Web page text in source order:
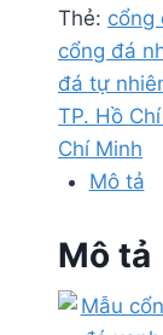
Thẻ: cổng
cổng đá
đá tự
TP. Hồ
Chí Minh
Mô tả
Mô tả